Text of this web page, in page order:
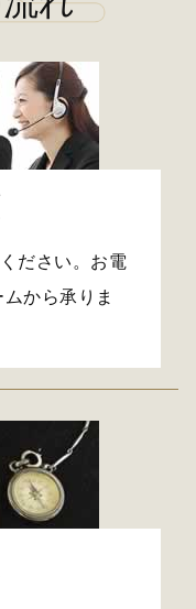
ださい。お電
から承りま